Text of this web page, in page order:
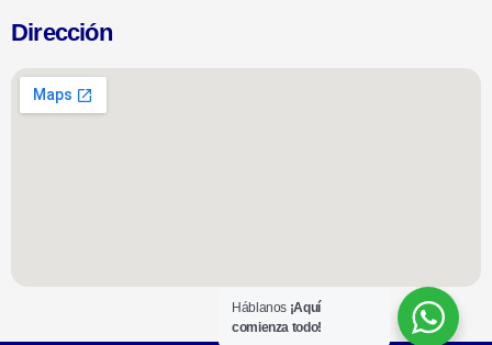
Dirección
Háblanos ¡Aquí
comienza todo!